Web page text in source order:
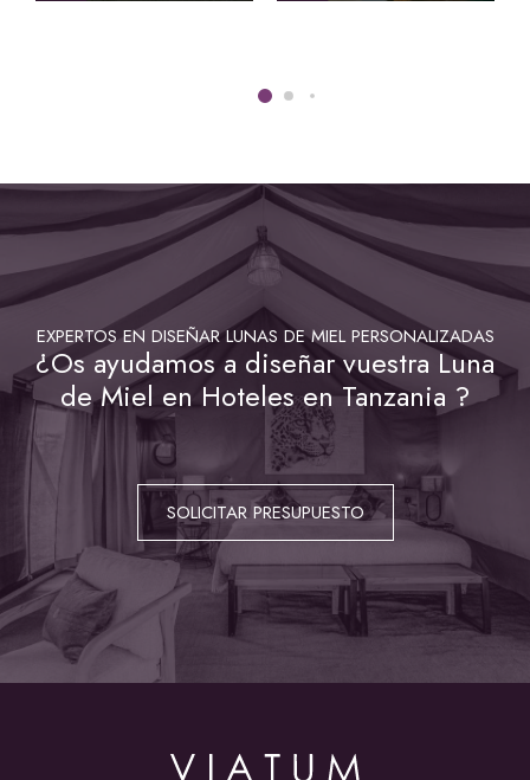
EXPERTOS EN DISEÑAR LUNAS DE MIEL PERSONALIZADAS
¿Os ayudamos a diseñar vuestra Luna
de Miel en Hoteles en Tanzania ?
SOLICITAR PRESUPUESTO